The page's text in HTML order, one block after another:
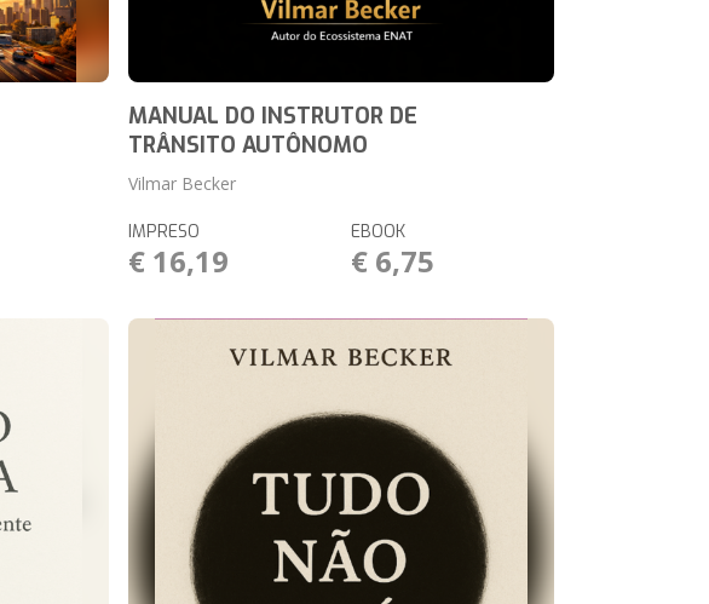
MANUAL DO INSTRUTOR DE
TRÂNSITO AUTÔNOMO
Vilmar Becker
IMPRESO
€ 16,19
EBOOK
€ 6,75